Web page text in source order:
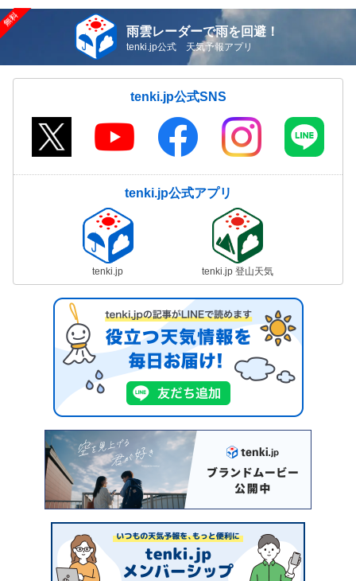
雨雲レーダーで雨を回避！
tenki.jp公式 天気予報アプリ
tenki.jp公式SNS
tenki.jp公式アプリ
tenki.jp tenki.jp 登山天気